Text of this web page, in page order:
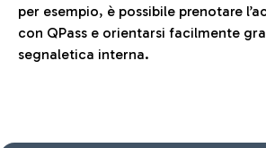
per esempio, è possibile prenotare
con QPass e orientarsi facilmente
segnaletica interna.